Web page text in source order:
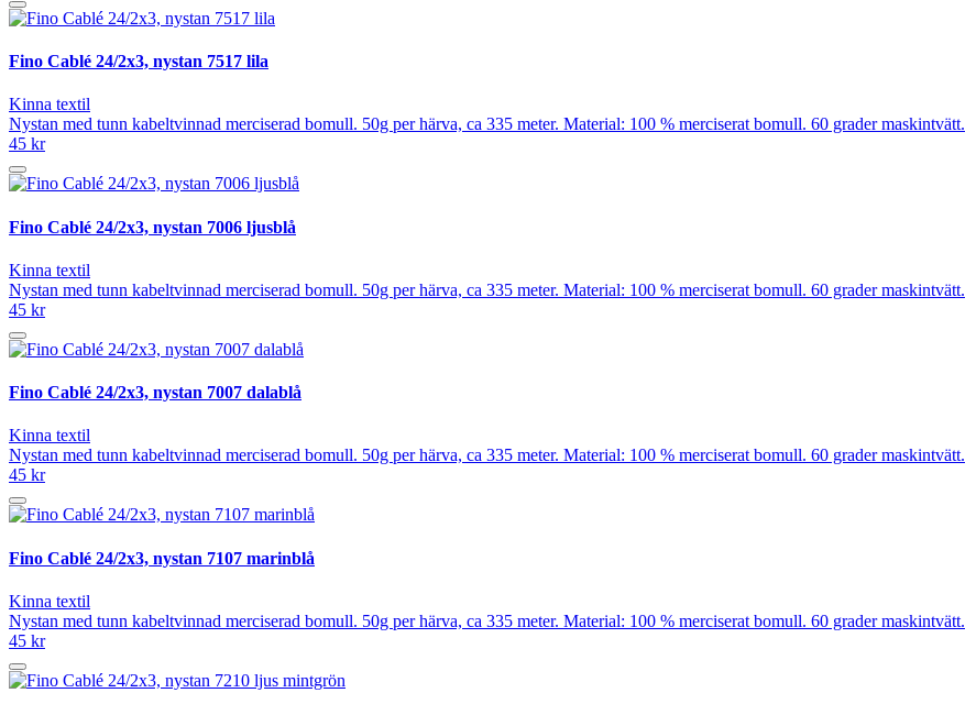
Fino Cablé 24/2x3, nystan 7517 lila
Kinna textil
Nystan med tunn kabeltvinnad merciserad bomull. 50g per härva, ca 335 meter. Material: 100 % merciserat bomull. 60 grader maskintvätt.
45 kr
Fino Cablé 24/2x3, nystan 7006 ljusblå
Kinna textil
Nystan med tunn kabeltvinnad merciserad bomull. 50g per härva, ca 335 meter. Material: 100 % merciserat bomull. 60 grader maskintvätt.
45 kr
Fino Cablé 24/2x3, nystan 7007 dalablå
Kinna textil
Nystan med tunn kabeltvinnad merciserad bomull. 50g per härva, ca 335 meter. Material: 100 % merciserat bomull. 60 grader maskintvätt.
45 kr
Fino Cablé 24/2x3, nystan 7107 marinblå
Kinna textil
Nystan med tunn kabeltvinnad merciserad bomull. 50g per härva, ca 335 meter. Material: 100 % merciserat bomull. 60 grader maskintvätt.
45 kr